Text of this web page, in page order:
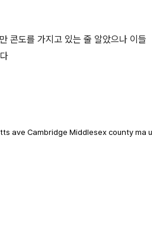
콘도를 가지고 있는 줄 알았으나 이들
ave Cambridge Middlesex county ma u